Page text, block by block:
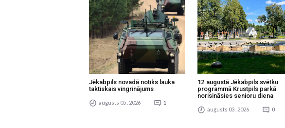
Jēkabpils novadā notiks lauka
taktiskais vingrinājums
augusts 05 , 2026 1
12.augustā Jēkabpils svētku
programmā Krustpils parkā
norisināsies senioru diena
augusts 03 , 2026 0